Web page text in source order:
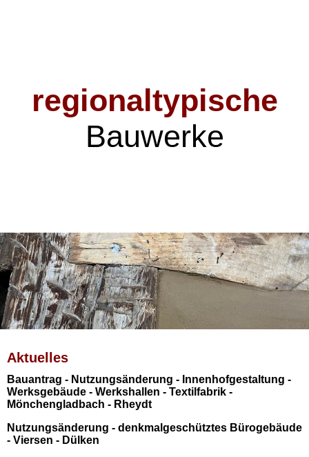
regionaltypische
Bauwerke
Aktuelles
Bauantrag - Nutzungsänderung - Innenhofgestaltung -
Werksgebäude - Werkshallen - Textilfabrik -
Mönchengladbach - Rheydt
Nutzungsänderung - denkmalgeschütztes Bürogebäude
- Viersen - Dülken